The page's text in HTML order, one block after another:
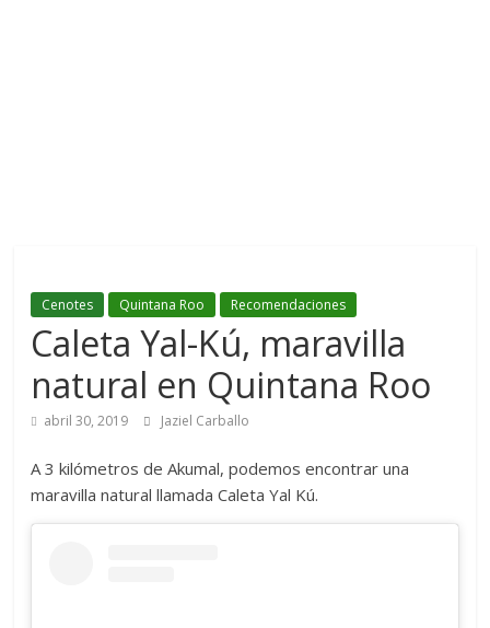
Cenotes Quintana Roo Recomendaciones
Caleta Yal-Kú, maravilla
natural en Quintana Roo
abril 30, 2019 Jaziel Carballo
A 3 kilómetros de Akumal, podemos encontrar una
maravilla natural llamada Caleta Yal Kú.